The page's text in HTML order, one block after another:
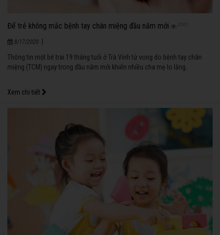
Để trẻ không mắc bệnh tay chân miệng đầu năm mới
8/17/2020
Thông tin một bé trai 19 tháng tuổi ở Trà Vinh tử vong do bệnh tay chân
miệng (TCM) ngay trong đầu năm mới khiến nhiều cha mẹ lo lắng.
Xem chi tiết